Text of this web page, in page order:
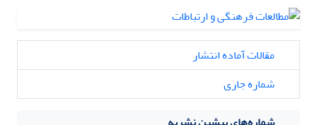
مقالات آماده انتشار
شماره جاری